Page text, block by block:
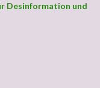
Desinformation und